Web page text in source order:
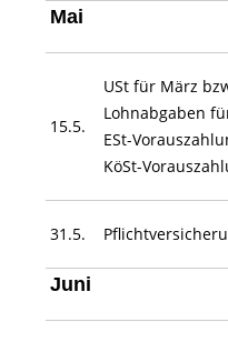
Mai
15.5.
USt für März
Lohnabgaben
ESt-
KöSt-
31.5.
Juni